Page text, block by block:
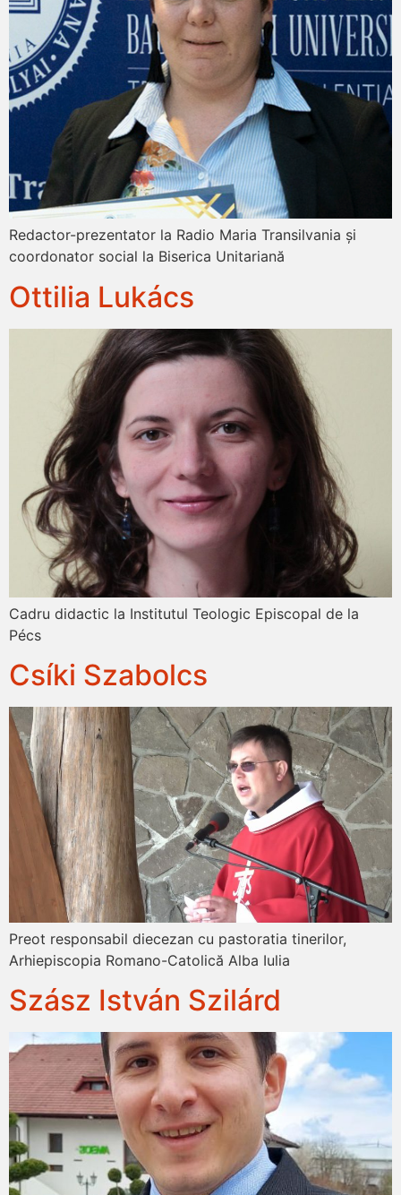
Redactor-prezentator la Radio Maria Transilvania și
coordonator social la Biserica Unitariană
Ottilia Lukács
Cadru didactic la Institutul Teologic Episcopal de la
Pécs
Csíki Szabolcs
Preot responsabil diecezan cu pastoratia tinerilor,
Arhiepiscopia Romano-Catolică Alba Iulia
Szász István Szilárd